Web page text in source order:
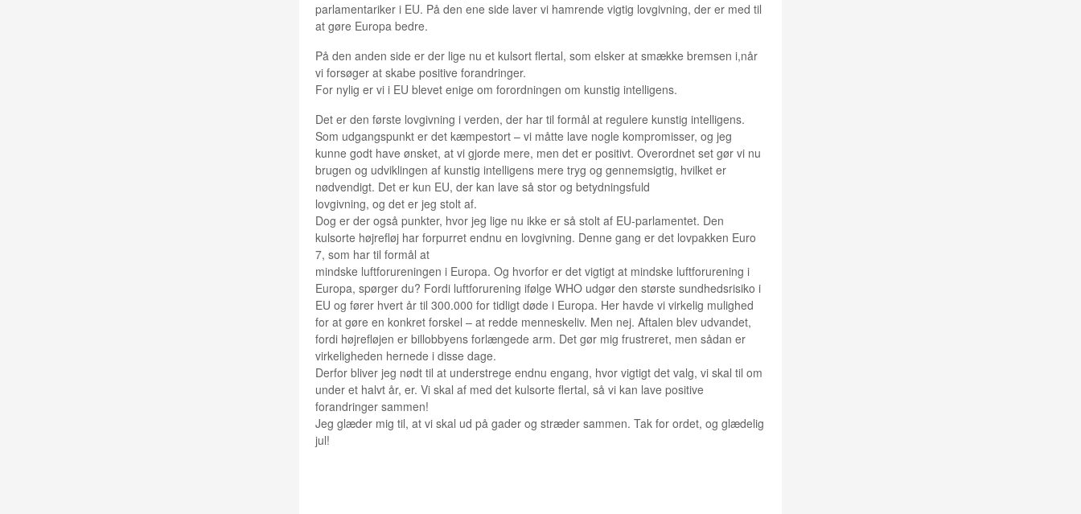
parlamentariker i EU. På den ene side laver vi hamrende vigtig lovgivning, der er med til
at gøre Europa bedre.
På den anden side er der lige nu et kulsort flertal, som elsker at smække bremsen i,når
vi forsøger at skabe positive forandringer.
For nylig er vi i EU blevet enige om forordningen om kunstig intelligens.
Det er den første lovgivning i verden, der har til formål at regulere kunstig intelligens.
Som udgangspunkt er det kæmpestort – vi måtte lave nogle kompromisser, og jeg
kunne godt have ønsket, at vi gjorde mere, men det er positivt. Overordnet set gør vi nu
brugen og udviklingen af kunstig intelligens mere tryg og gennemsigtig, hvilket er
nødvendigt. Det er kun EU, der kan lave så stor og betydningsfuld
lovgivning, og det er jeg stolt af.
Dog er der også punkter, hvor jeg lige nu ikke er så stolt af EU-parlamentet. Den
kulsorte højrefløj har forpurret endnu en lovgivning. Denne gang er det lovpakken Euro
7, som har til formål at
mindske luftforureningen i Europa. Og hvorfor er det vigtigt at mindske luftforurening i
Europa, spørger du? Fordi luftforurening ifølge WHO udgør den største sundhedsrisiko i
EU og fører hvert år til 300.000 for tidligt døde i Europa. Her havde vi virkelig mulighed
for at gøre en konkret forskel – at redde menneskeliv. Men nej. Aftalen blev udvandet,
fordi højrefløjen er billobbyens forlængede arm. Det gør mig frustreret, men sådan er
virkeligheden hernede i disse dage.
Derfor bliver jeg nødt til at understrege endnu engang, hvor vigtigt det valg, vi skal til om
under et halvt år, er. Vi skal af med det kulsorte flertal, så vi kan lave positive
forandringer sammen!
Jeg glæder mig til, at vi skal ud på gader og stræder sammen. Tak for ordet, og glædelig
jul!